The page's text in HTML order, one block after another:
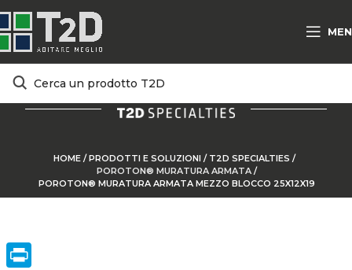
HOME /PRODOTTI E SOLUZIONI / T2D SPECIALTIES/
POROTON® MURATURA ARMATA /
POROTON® MURATURA ARMATA MEZZO BLOCCO 25X12X19